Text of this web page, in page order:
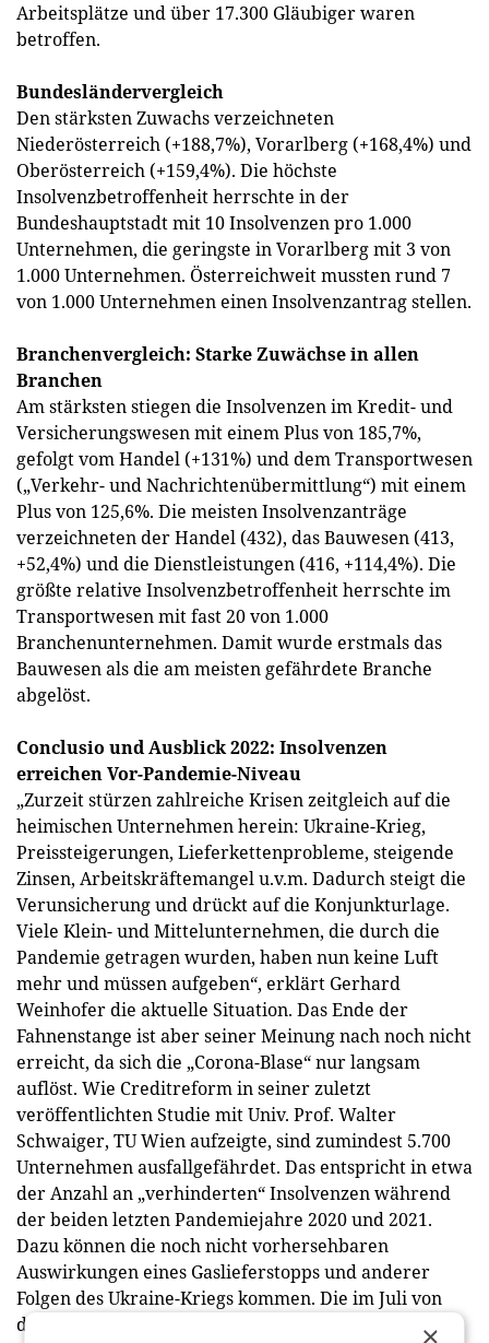
Arbeitsplätze und über 17.300 Gläubiger waren
betroffen.
Bundesländervergleich
Den stärksten Zuwachs verzeichneten
Niederösterreich (+188,7%), Vorarlberg (+168,4%) und
Oberösterreich (+159,4%). Die höchste
Insolvenzbetroffenheit herrschte in der
Bundeshauptstadt mit 10 Insolvenzen pro 1.000
Unternehmen, die geringste in Vorarlberg mit 3 von
1.000 Unternehmen. Österreichweit mussten rund 7
von 1.000 Unternehmen einen Insolvenzantrag stellen.
Branchenvergleich: Starke Zuwächse in allen
Branchen
Am stärksten stiegen die Insolvenzen im Kredit- und
Versicherungswesen mit einem Plus von 185,7%,
gefolgt vom Handel (+131%) und dem Transportwesen
(„Verkehr- und Nachrichtenübermittlung“) mit einem
Plus von 125,6%. Die meisten Insolvenzanträge
verzeichneten der Handel (432), das Bauwesen (413,
+52,4%) und die Dienstleistungen (416, +114,4%). Die
größte relative Insolvenzbetroffenheit herrschte im
Transportwesen mit fast 20 von 1.000
Branchenunternehmen. Damit wurde erstmals das
Bauwesen als die am meisten gefährdete Branche
abgelöst.
Conclusio und Ausblick 2022: Insolvenzen
erreichen Vor-Pandemie-Niveau
„Zurzeit stürzen zahlreiche Krisen zeitgleich auf die
heimischen Unternehmen herein: Ukraine-Krieg,
Preissteigerungen, Lieferkettenprobleme, steigende
Zinsen, Arbeitskräftemangel u.v.m. Dadurch steigt die
Verunsicherung und drückt auf die Konjunkturlage.
Viele Klein- und Mittelunternehmen, die durch die
Pandemie getragen wurden, haben nun keine Luft
mehr und müssen aufgeben“, erklärt Gerhard
Weinhofer die aktuelle Situation. Das Ende der
Fahnenstange ist aber seiner Meinung nach noch nicht
erreicht, da sich die „Corona-Blase“ nur langsam
auflöst. Wie Creditreform in seiner zuletzt
veröffentlichten Studie mit Univ. Prof. Walter
Schwaiger, TU Wien aufzeigte, sind zumindest 5.700
Unternehmen ausfallgefährdet. Das entspricht in etwa
der Anzahl an „verhinderten“ Insolvenzen während
der beiden letzten Pandemiejahre 2020 und 2021.
Dazu können die noch nicht vorhersehbaren
Auswirkungen eines Gaslieferstopps und anderer
Folgen des Ukraine-Kriegs kommen. Die im Juli von
der EZB eingeleitete Zinswende wird zudem zu